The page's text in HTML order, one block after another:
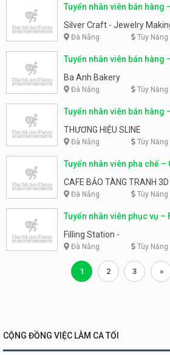
Tuyển nhân viên bán
Making Workshop
Silver Craft - Jewelry
Đà Nẵng Tùy Năng
Tuyển nhân viên bán hàng
Ba Anh Bakery
Đà Nẵng Tùy Năng
Tuyển nhân viên bán hàng
THƯƠNG HIỆU SLINE
Đà Nẵng Tùy Năng
Tuyển nhân viên pha chế –
CAFE BẢO TÀNG TRANH 3D
Đà Nẵng Tùy Năng
Tuyển nhân viên phục vụ
Filling Station -
Đà Nẵng Tùy Năng
1 2 3 »
CỘNG ĐỒNG VIỆC LÀM CA TỐI